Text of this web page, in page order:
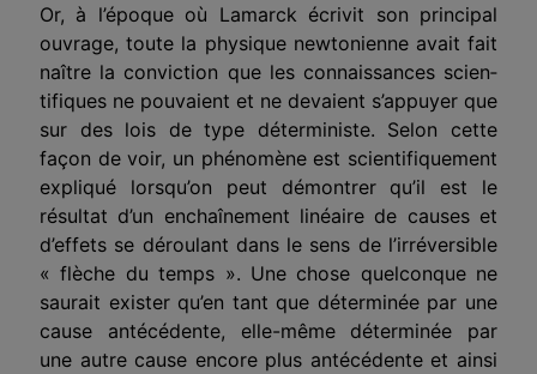
Or, à l’époque où Lamarck écrivit son principal
ouvrage, toute la physi­que newtonienne avait fait
naître la conviction que les connaissances scien­
tifiques ne pouvaient et ne devaient s’appuyer que
sur des lois de type déter­ministe. Selon cette
façon de voir, un phénomène est scientifiquement
expli­qué lorsqu’on peut démontrer qu’il est le
résultat d’un enchaînement linéaire de causes et
d’effets se déroulant dans le sens de l’irréversible
« flèche du temps ». Une chose quelconque ne
saurait exister qu’en tant que déterminée par une
cause antécédente, elle-même déterminée par
une autre cause encore plus antécédente et ainsi